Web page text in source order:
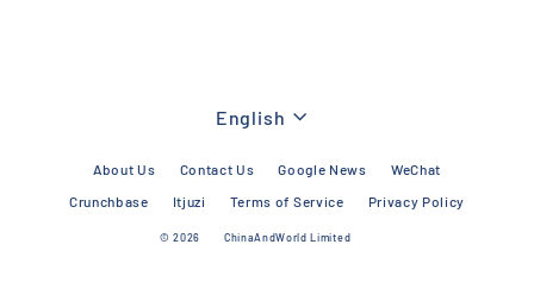
Language
English
About Us Contact Us Google News
WeChat
Crunchbase
Itjuzi Terms of Service Privacy Policy
© 2026 ChinaAndWorld Limited